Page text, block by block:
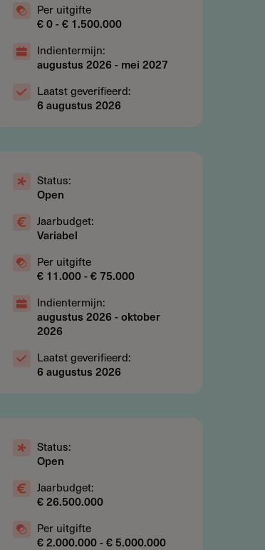
Per uitgifte
€ 0 - € 1.500.000
Indientermijn:
augustus 2026 - mei 2027
Laatst geverifieerd:
6 augustus 2026
Status:
Open
Jaarbudget:
Variabel
Per uitgifte
€ 11.000 - € 75.000
Indientermijn:
augustus 2026 -oktober
2026
Laatst geverifieerd:
6 augustus 2026
Status:
Open
Jaarbudget:
€ 26.500.000
Per uitgifte
€ 2.000.000 - € 5.000.000